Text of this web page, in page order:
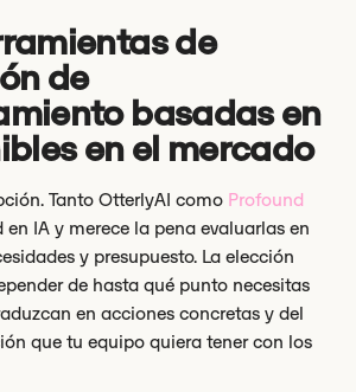
de
de
basadas en
en el mercado
Tanto OtterlyAI como Profound
IA y merece la pena evaluarlas en
y presupuesto. La elección
de hasta qué punto necesitas
en acciones concretas y del
que tu equipo quiera tener con los